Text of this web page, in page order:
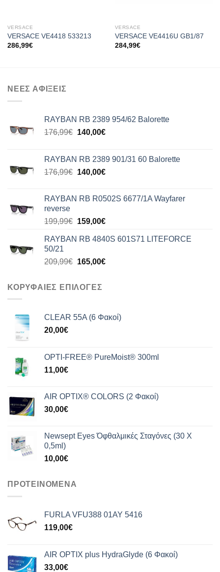
VERSACE
VERSACE VE4418 533213
286,99€
VERSACE
VERSACE VE4416U GB1/87
284,99€
ΝΕΕΣ ΑΦΙΞΕΙΣ
RAYBAN RB 2389 954/62 Balorette
176,99€ Original
176,99€.
140,00€Η
είναι:
140,00€.
RAYBAN RB 2389 901/31 60 Balorette
176,99€ Original
176,99€.
140,00€Η
είναι:
RAYBAN RB R0502S 6677/1A Wayfarer
reverse
199,99€ Original
was:
159,00€Η
τιμή
159,00€.
RAYBAN RB 4840S 601S71 LITEFORCE
50/21
209,99€ Original
209,99€.
165,00€Η
ΚΟΡΥΦΑΙΕΣ ΕΠΙΛΟΓΕΣ
CLEAR 55A (6 Φακοί)
20,00€
OPTI-FREE® PureMoist® 300ml
11,00€
AIR OPTIX® COLORS (2 Φακοί)
30,00€
Newsept Eyes Όφθαλμικές Σταγόνες (30 Χ
0,5ml)
10,00€
ΠΡΟΤΕΙΝΟΜΕΝΑ
FURLA VFU388 01AY 5416
119,00€
AIR OPTIX plus HydraGlyde (6 Φακοί)
33,00€